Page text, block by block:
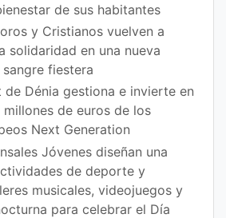
de sus habitantes
y Cristianos vuelven a
solidaridad en una nueva
fiestera
de Dénia gestiona e invierte en
millones de euros de los
Next Generation
Jóvenes diseñan una
de deporte y
musicales, videojuegos y
para celebrar el Día